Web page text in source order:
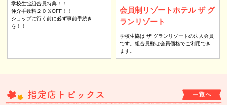
学校生協組合員特典！！
仲介手数料２０％OFF！！
ショップに行く前に必ず事前手続き
を！！
会員制リゾートホテル ザ グ
ランリゾート
学校生協は ザ グランリゾートの法人会員
です。組合員様は会員価格でご利用でき
ます。